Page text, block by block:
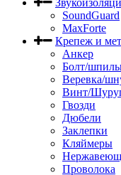
SoundGuard
MaxForte
Крепеж и
Анкер
Болт/
Веревка/
Винт/
Гвозди
Дюбели
Заклепки
Кляймеры
Проволока